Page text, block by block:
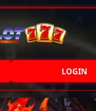
LOGIN